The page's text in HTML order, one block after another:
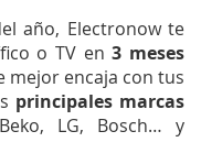
año, Electronow te
o TV en3 meses
mejor encaja con tus
principales marcas
LG, Bosch… y